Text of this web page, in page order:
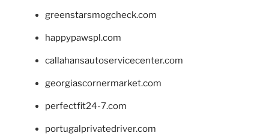
greenstarsmogcheck.com
happypawspl.com
callahansautoservicecenter.com
georgiascornermarket.com
perfectfit24-7.com
portugalprivatedriver.com